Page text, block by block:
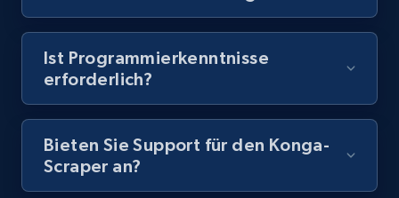
by podcast url
URL, Title, Youtuber, Youtuber md5, Video url,
Video length, Likes, Views, and more.
Ist Programmierkenntnisse
erforderlich?
Bieten Sie Support für den Konga-
Scraper an?